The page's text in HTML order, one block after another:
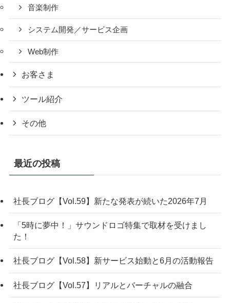
音楽制作
システム開発／サービス企画
Web制作
お客さま
ツール紹介
その他
最近の投稿
社長ブログ【Vol.59】新たな発表が続いた2026年7月
「5時に夢中！」サウンドロゴ特集で取材を受けまし
た！
社長ブログ【Vol.58】新サービス始動と6月の活動報告
社長ブログ【Vol.57】リアルとバーチャルの融合